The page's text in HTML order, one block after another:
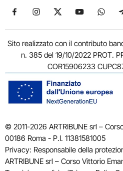
Seguici su Facebook
Seguici su Instagram
Seguici su X
Seguici su
Sito realizzato con il contributo
n. 385 del 19/10/2022 PROT.
COR15906233
© 2011-2026 ARTRIBUNE srl –
00186 Roma - P.I. 11381581005
Privacy: Responsabile della
ARTRIBUNE srl – Corso Vittorio